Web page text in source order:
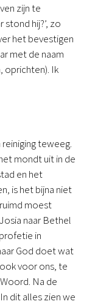
zijn te
stond hij?’, zo
het bevestigen
met de naam
oprichten). Ik
teweeg.
mondt uit in de
en het
is het bijna niet
moest
naar Bethel
in
God doet wat
voor ons, te
Na de
dit alles zien we